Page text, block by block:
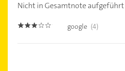
Nicht in Gesamtnote aufgeführt
3.0 google (4)